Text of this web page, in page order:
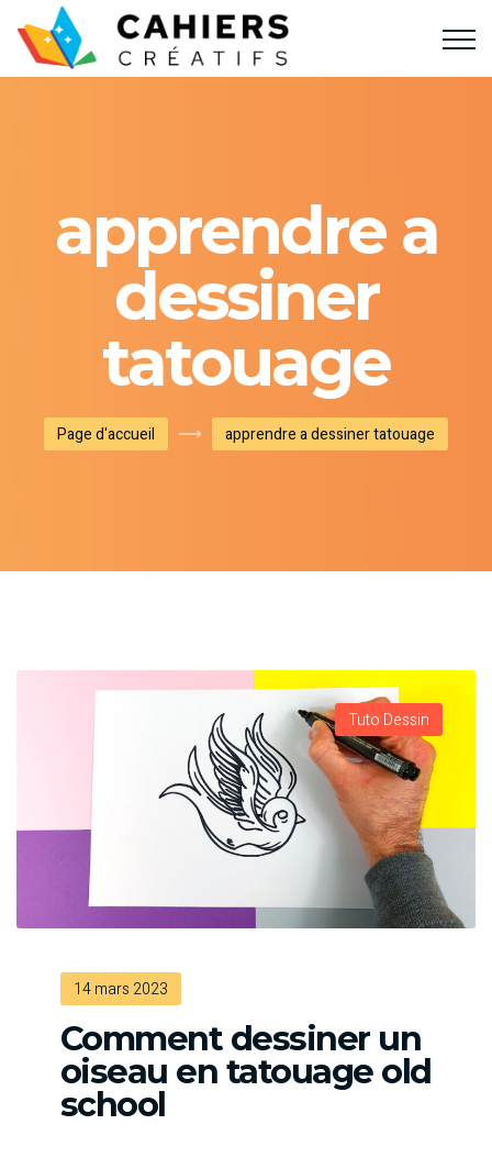
apprendre a
dessiner
tatouage
Page d'accueil apprendre a dessiner tatouage
Tuto Dessin
14 mars 2023
Comment dessiner un
oiseau en tatouage old
school